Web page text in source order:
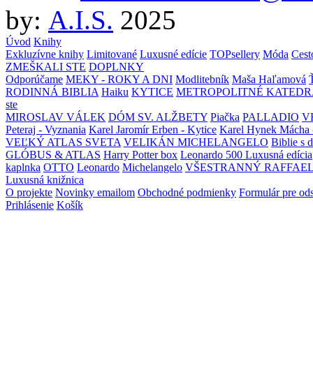
by: A.I.S. 2025
Úvod Knihy
Exkluzívne knihy Limitované Luxusné edície TOPsellery Móda
ZMEŠKALI STE DOPLNKY
Odporúčame MEKY - ROKY A DNI Modlitebník Maša Haľamová
RODINNÁ BIBLIA Haiku KYTICE METROPOLITNÉ
ste
MIROSLAV VÁLEK DÓM SV. ALŽBETY Piačka PALLADIO
Peteraj - Vyznania Karel Jaromír Erben - Kytice Karel Hynek Mácha
VEĽKÝ ATLAS SVETA VELIKÁN MICHELANGELO Biblie s
GLÓBUS & ATLAS Harry Potter box Leonardo 500 Luxusná edícia
kaplnka OTTO Leonardo Michelangelo VŠESTRANNÝ
Luxusná knižnica
O projekte Novinky emailom Obchodné podmienky Formulár pre
Prihlásenie Košík